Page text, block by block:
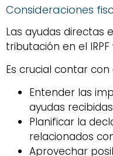
Consideraciones
Las ayudas directas
tributación en el
Es crucial contar
Entender las
ayudas recibidas
Planificar la
relacionados
Aprovechar